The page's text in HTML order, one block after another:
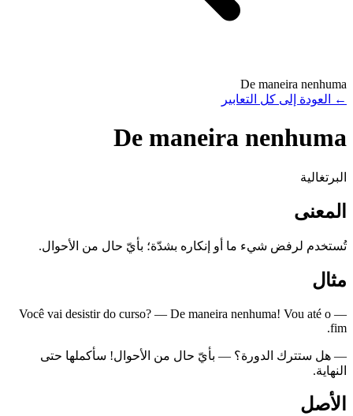
De maneira nenhuma
←
العودة إلى كل التعابير
De maneira nenhuma
البرتغالية
المعنى
تُستخدم لرفض شيء ما أو إنكاره بشدّة؛ بأيّ حال من الأحوال.
مثال
— Você vai desistir do curso? — De maneira nenhuma! Vou até o
fim.
— هل ستترك الدورة؟ — بأيّ حال من الأحوال! سأكملها حتى
النهاية.
الأصل